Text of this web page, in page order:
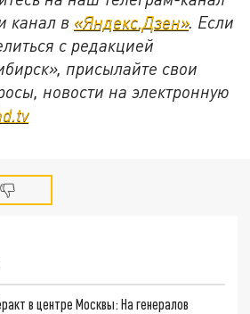
канал в «Яндекс.Дзен». Если
с редакцией
присылайте свои
новости на электронную
в центре Москвы: На генералов